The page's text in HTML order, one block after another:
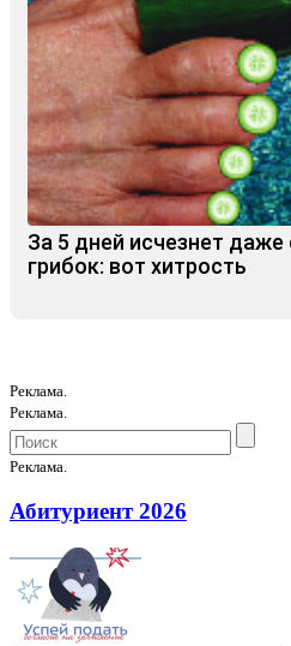
За 5 дней исчезнет
грибок: вот хитрость
Реклама.
Реклама.
Реклама.
Абитуриент 2026